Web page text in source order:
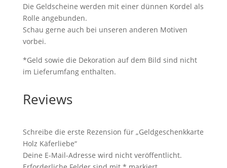
Die Geldscheine werden mit einer dünnen Kordel als
Rolle angebunden.
Schau gerne auch bei unseren anderen Motiven
vorbei.
*Geld sowie die Dekoration auf dem Bild sind nicht
im Lieferumfang enthalten.
Reviews
Schreibe die erste Rezension für „Geldgeschenkkarte
Holz Käferliebe“
Deine E-Mail-Adresse wird nicht veröffentlicht.